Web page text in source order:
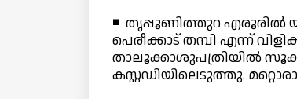
◾ തൃപ്പൂണിത്തുറ എരൂരില്‍
പെരീക്കാട് തമ്പി എന്ന്
താലൂക്കാശുപത്രിയില്‍
കസ്റ്റഡിയിലെടുത്തു.